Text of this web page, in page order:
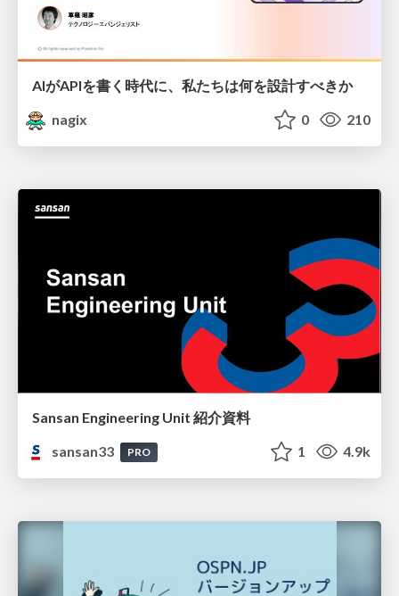
AIがAPIを書く時代に、私たちは何を設計すべきか
nagix
0 210
Sansan Engineering Unit 紹介資料
sansan33
PRO 1 4.9k